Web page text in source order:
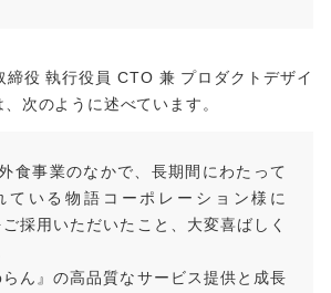
締役 執行役員 CTO 兼 プロダクトデザイ
次のように述べています。
食事業のなかで、長期間にわたって
ている物語コーポレーション様に
ご採用いただいたこと、大変喜ばしく
ん』の高品質なサービス提供と成長